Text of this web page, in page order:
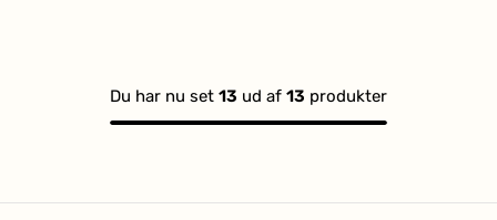
Du har nu set 13 ud af 13 produkter